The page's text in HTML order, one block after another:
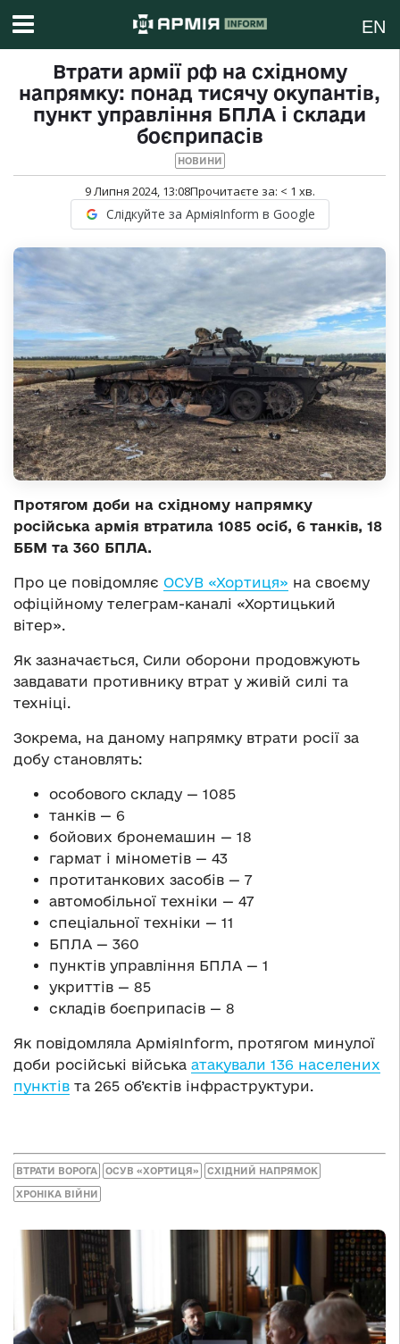
EN
Втрати армії рф на східному
напрямку: понад тисячу окупантів,
пункт управління БПЛА і склади
боєприпасів
НОВИНИ
9 Липня 2024, 13:08Прочитаєте за: < 1 хв.
Слідкуйте за АрміяInform в Google
Протягом доби на східному напрямку
російська армія втратила 1085 осіб, 6 танків, 18
ББМ та 360 БПЛА.
Про це повідомляє ОСУВ «Хортиця» на своєму
офіційному телеграм-каналі «Хортицький
вітер».
Як зазначається, Сили оборони продовжують
завдавати противнику втрат у живій силі та
техніці.
Зокрема, на даному напрямку втрати росії за
добу становлять:
особового складу — 1085
танків — 6
бойових бронемашин — 18
гармат і мінометів — 43
протитанкових засобів — 7
автомобільної техніки — 47
спеціальної техніки — 11
БПЛА — 360
пунктів управління БПЛА — 1
укриттів — 85
складів боєприпасів — 8
Як повідомляла АрміяInform, протягом минулої
доби російські війська атакували 136 населених
пунктів та 265 об’єктів інфраструктури.
ВТРАТИ ВОРОГА ОСУВ «ХОРТИЦЯ» СХІДНИЙ НАПРЯМОК
ХРОНІКА ВІЙНИ